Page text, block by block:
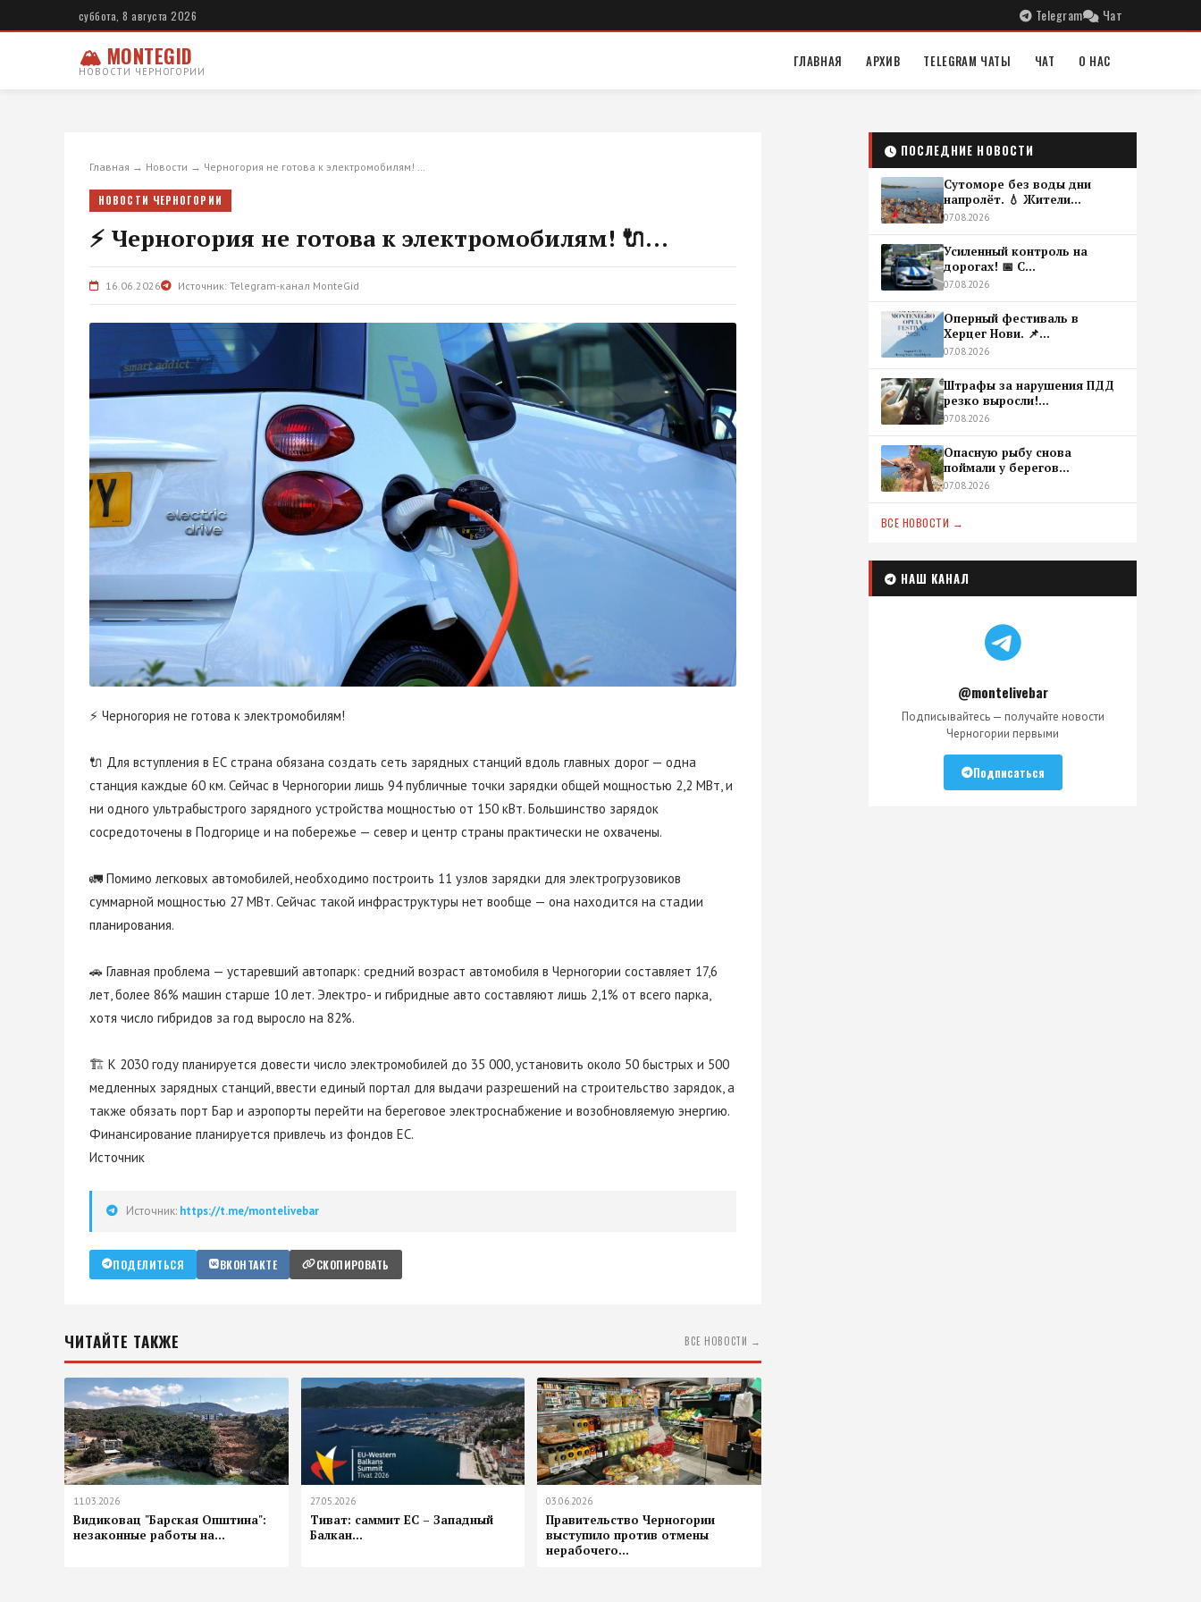
суббота, 8 августа 2026 Telegram Чат
🏔 MONTEGID
НОВОСТИ ЧЕРНОГОРИИ
ГЛАВНАЯ АРХИВ TELEGRAM ЧАТЫ ЧАТ О НАС
Главная → Новости → Черногория не готова к электромобилям! …
НОВОСТИ ЧЕРНОГОРИИ
⚡ Черногория не готова к электромобилям! 🔌...
16.06.2026 Источник: Telegram-канал MonteGid
⚡ Черногория не готова к электромобилям!
🔌 Для вступления в ЕС страна обязана создать сеть зарядных станций вдоль главных дорог — одна
станция каждые 60 км. Сейчас в Черногории лишь 94 публичные точки зарядки общей мощностью 2,2 МВт, и
ни одного ультрабыстрого зарядного устройства мощностью от 150 кВт. Большинство зарядок
сосредоточены в Подгорице и на побережье — север и центр страны практически не охвачены.
🚛 Помимо легковых автомобилей, необходимо построить 11 узлов зарядки для электрогрузовиков
суммарной мощностью 27 МВт. Сейчас такой инфраструктуры нет вообще — она находится на стадии
планирования.
🚗 Главная проблема — устаревший автопарк: средний возраст автомобиля в Черногории составляет 17,6
лет, более 86% машин старше 10 лет. Электро- и гибридные авто составляют лишь 2,1% от всего парка,
хотя число гибридов за год выросло на 82%.
🏗️ К 2030 году планируется довести число электромобилей до 35 000, установить около 50 быстрых и 500
медленных зарядных станций, ввести единый портал для выдачи разрешений на строительство зарядок, а
также обязать порт Бар и аэропорты перейти на береговое электроснабжение и возобновляемую энергию.
Финансирование планируется привлечь из фондов ЕС.
Источник
Источник: https://t.me/montelivebar
ПОДЕЛИТЬСЯ ВКОНТАКТЕ СКОПИРОВАТЬ
ЧИТАЙТЕ ТАКЖЕ ВСЕ НОВОСТИ →
11.03.2026
Видиковац "Барская Општина":
незаконные работы на...
27.05.2026
Тиват: саммит ЕС – Западный
Балкан...
03.06.2026
Правительство Черногории
выступило против отмены
нерабочего...
ПОСЛЕДНИЕ НОВОСТИ
Сутоморе без воды дни
напролёт. 💧 Жители...
07.08.2026
Усиленный контроль на
дорогах! 📅 С...
07.08.2026
Оперный фестиваль в
Херцег Нови. 📌...
07.08.2026
Штрафы за нарушения ПДД
резко выросли!...
07.08.2026
Опасную рыбу снова
поймали у берегов...
07.08.2026
ВСЕ НОВОСТИ →
НАШ КАНАЛ
@montelivebar
Подписывайтесь — получайте новости
Черногории первыми
Подписаться